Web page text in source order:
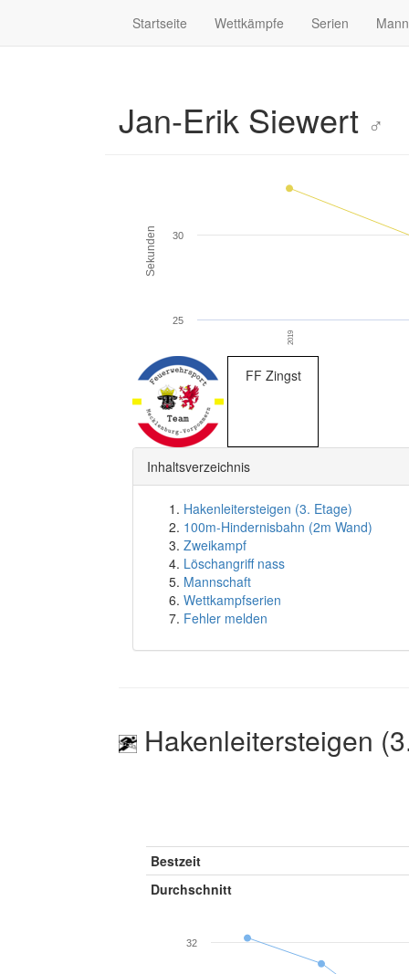
Startseite Wettkämpfe Serien
Jan-Erik Siewert ♂
Sekunden
2019
30
25
FF Zingst
Inhaltsverzeichnis
Hakenleitersteigen (3. Etage)
100m-Hindernisbahn (2m Wand)
Zweikampf
Löschangriff nass
Mannschaft
Wettkampfserien
Fehler melden
Hakenleitersteigen
Bestzeit
Durchschnitt
32